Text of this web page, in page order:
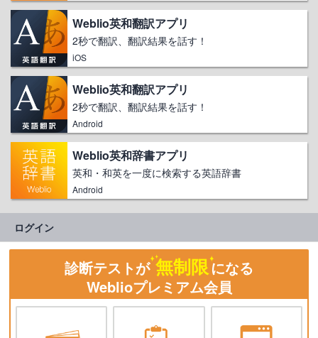
Weblio英和翻訳アプリ
2秒で翻訳、翻訳結果を話す！
iOS
Weblio英和翻訳アプリ
2秒で翻訳、翻訳結果を話す！
Android
Weblio英和辞書アプリ
英和・和英を一度に検索する英語辞書
Android
ログイン
診断テストが 無制限になる
Weblioプレミアム会員